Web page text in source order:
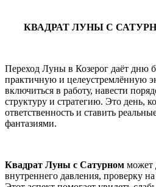
КВАДРАТ ЛУНЫ С
Переход Луны в Козерог даёт дню
практичную и целеустремлённую
включиться в работу, навести
структуру и стратегию. Это день,
ответственность и ставить
фантазиями.
Квадрат Луны с Сатурном может
внутреннего давления, проверку